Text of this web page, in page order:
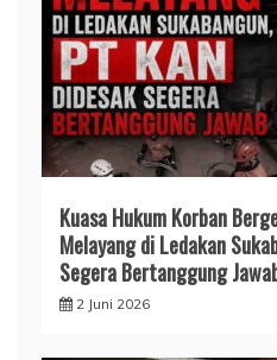
Kuasa Hukum Korban
Melayang di Ledakan
Segera Bertanggung
2 Juni 2026